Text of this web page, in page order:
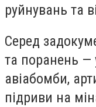
руйнувань та
Серед
та поранень —
авіабомби,
підриви на